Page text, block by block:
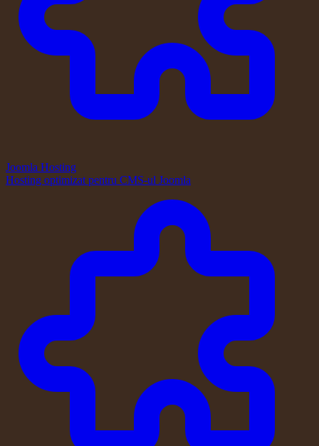
Joomla Hosting
Hosting optimizat pentru CMS-ul Joomla